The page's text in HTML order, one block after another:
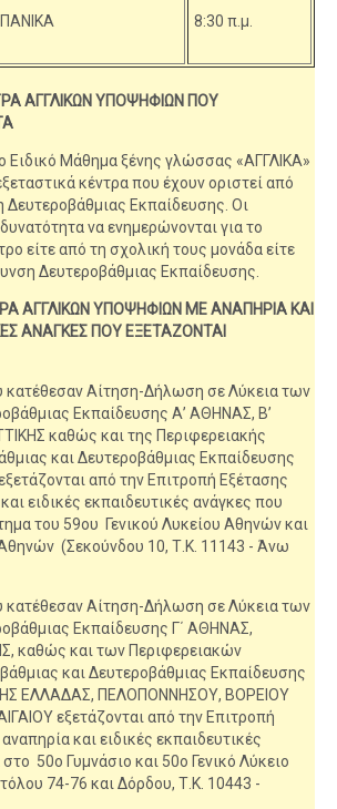
8:30 π.μ.
ΑΓΓΛΙΚΩΝ ΥΠΟΨΗΦΙΩΝ ΠΟΥ
Μάθημα ξένης γλώσσας «ΑΓΓΛΙΚΑ»
κέντρα που έχουν οριστεί από
Δευτεροβάθμιας Εκπαίδευσης. Οι
να ενημερώνονται για το
είτε από τη σχολική τους μονάδα είτε
Δευτεροβάθμιας Εκπαίδευσης.
ΑΓΓΛΙΚΩΝ ΥΠΟΨΗΦΙΩΝ ΜΕ ΑΝΑΠΗΡΙΑ ΚΑΙ
ΑΝΑΓΚΕΣ ΠΟΥ ΕΞΕΤΑΖΟΝΤΑΙ
Αίτηση-Δήλωση σε Λύκεια των
Εκπαίδευσης Α’ ΑΘΗΝΑΣ, Β’
καθώς και της Περιφερειακής
και Δευτεροβάθμιας Εκπαίδευσης
από την Επιτροπή Εξέτασης
ειδικές εκπαιδευτικές ανάγκες που
του 59ου Γενικού Λυκείου Αθηνών και
(Σεκούνδου 10, Τ.Κ. 11143 - Άνω
Αίτηση-Δήλωση σε Λύκεια των
Εκπαίδευσης Γ΄ ΑΘΗΝΑΣ,
καθώς και των Περιφερειακών
και Δευτεροβάθμιας Εκπαίδευσης
ΕΛΛΑΔΑΣ, ΠΕΛΟΠΟΝΝΗΣΟΥ, ΒΟΡΕΙΟΥ
εξετάζονται από την Επιτροπή
και ειδικές εκπαιδευτικές
50ο Γυμνάσιο και 50ο Γενικό Λύκειο
74-76 και Δόρδου, Τ.Κ. 10443 -